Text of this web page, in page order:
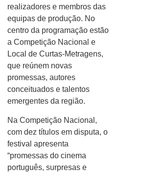
realizadores e membros das
equipas de produção. No
centro da programação estão
a Competição Nacional e
Local de Curtas-Metragens,
que reúnem novas
promessas, autores
conceituados e talentos
emergentes da região.
Na Competição Nacional,
com dez títulos em disputa, o
festival apresenta
“promessas do cinema
português, surpresas e